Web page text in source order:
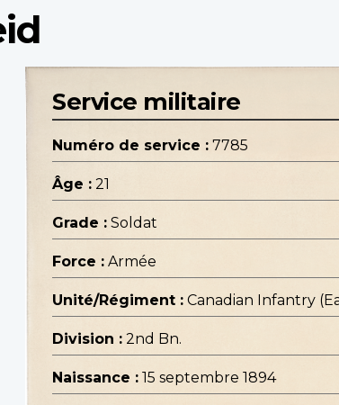
Service militaire
Numéro de service : 7785
Âge : 21
Grade : Soldat
Force : Armée
Unité/Régiment : Canadian Infantry
Division : 2nd Bn.
Naissance : 15 septembre 1894